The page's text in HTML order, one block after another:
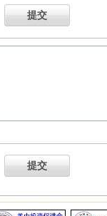
提交
提交